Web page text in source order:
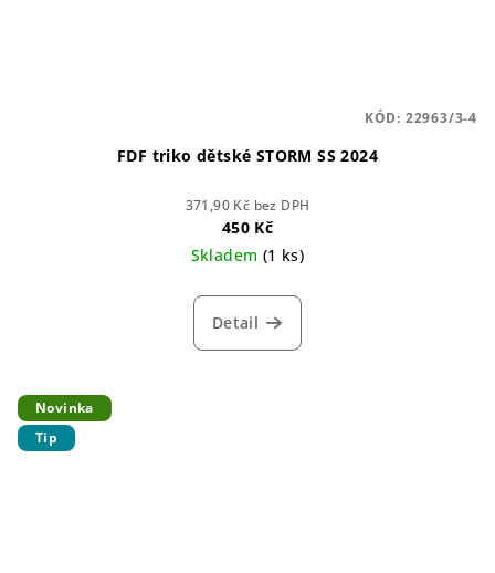
FDF triko dětské STORM SS 2024
371,90 Kč bez DPH
450 Kč
Skladem (1 ks)
Detail
KÓD: 22963/3-4
Novinka
Tip